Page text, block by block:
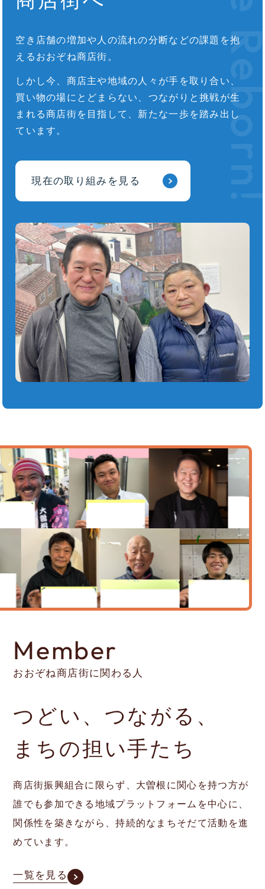
空き店舗の増加や人の流れの分断などの課題を抱
えるおおぞね商店街。
しかし今、商店主や地域の人々が手を取り合い、
買い物の場にとどまらない、つながりと挑戦が生
まれる商店街を目指して、新たな一歩を踏み出し
ています。
現在の取り組みを見る
Member
おおぞね商店街に関わる人
つどい、つながる、
まちの担い手たち
商店街振興組合に限らず、大曽根に関心を持つ方が
誰でも参加できる地域プラットフォームを中心に、
関係性を築きながら、持続的なまちそだて活動を進
めています。
一覧を見る